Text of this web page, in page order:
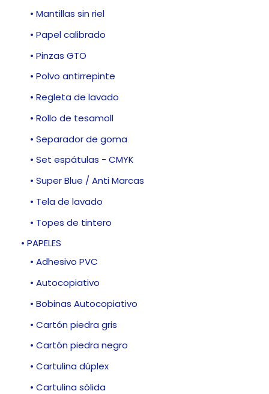
• Mantillas sin riel
• Papel calibrado
• Pinzas GTO
• Polvo antirrepinte
• Regleta de lavado
• Rollo de tesamoll
• Separador de goma
• Set espátulas - CMYK
• Super Blue / Anti Marcas
• Tela de lavado
• Topes de tintero
• PAPELES
• Adhesivo PVC
• Autocopiativo
• Bobinas Autocopiativo
• Cartón piedra gris
• Cartón piedra negro
• Cartulina dúplex
• Cartulina sólida